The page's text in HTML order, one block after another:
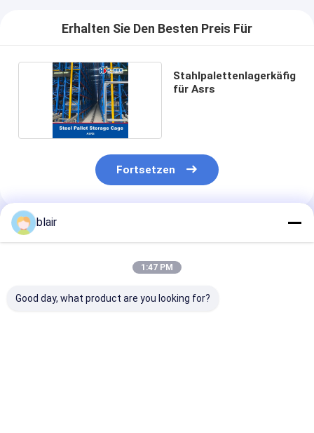
Erhalten Sie Den Besten Preis Für
Stahlpalettenlagerkäfig
für Asrs
Fortsetzen
Empfohlene Produkte
blair
1:47 PM
Good day, what product are you looking for?